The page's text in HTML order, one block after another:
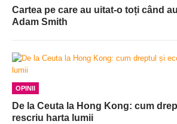
Cartea pe care au uitat-o toți când
Adam Smith
OPINII
De la Ceuta la Hong Kong: cum
rescriu harta lumii